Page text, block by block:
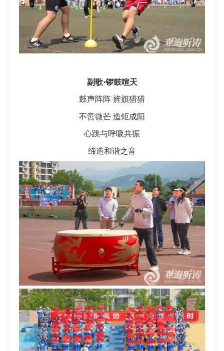
副歌·锣鼓喧天
鼓声阵阵 旌旗猎猎
不啻微芒 造炬成阳
心跳与呼吸共振
缔造和谐之音